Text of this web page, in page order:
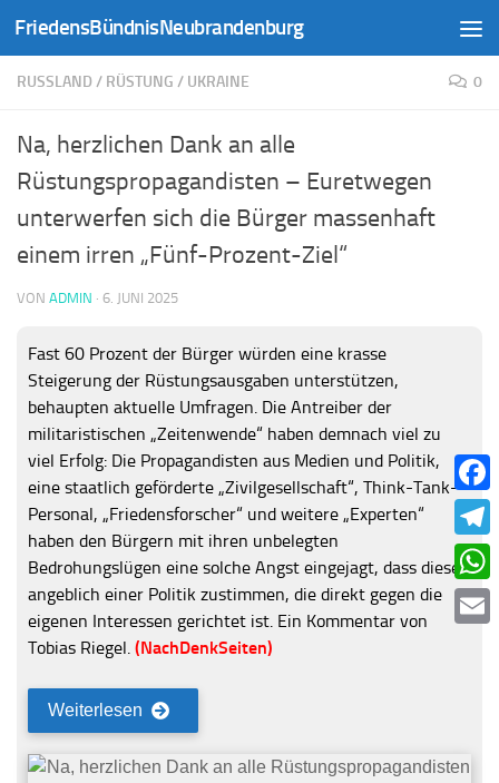
Zum Inhalt springen
FriedensBündnisNeubrandenburg
RUSSLAND / RÜSTUNG / UKRAINE 0
Na, herzlichen Dank an alle
Rüstungspropagandisten – Euretwegen
unterwerfen sich die Bürger massenhaft
einem irren „Fünf-Prozent-Ziel“
VON ADMIN · 6. JUNI 2025
Fast 60 Prozent der Bürger würden eine krasse
Steigerung der Rüstungsausgaben unterstützen,
behaupten aktuelle Umfragen. Die Antreiber der
militaristischen „Zeitenwende“ haben demnach viel zu
viel Erfolg: Die Propagandisten aus Medien und Politik,
eine staatlich geförderte „Zivilgesellschaft“, Think-Tank-
Personal, „Friedensforscher“ und weitere „Experten“
haben den Bürgern mit ihren unbelegten
Bedrohungslügen eine solche Angst eingejagt, dass diese
angeblich einer Politik zustimmen, die direkt gegen die
eigenen Interessen gerichtet ist. Ein Kommentar von
Tobias Riegel. (NachDenkSeiten)
Weiterlesen